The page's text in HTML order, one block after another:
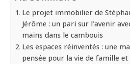
Le projet immobilier de
Jérôme : un pari sur l’avenir
mains dans le cambouis
Les espaces réinventés : une
pensée pour la vie de famille et